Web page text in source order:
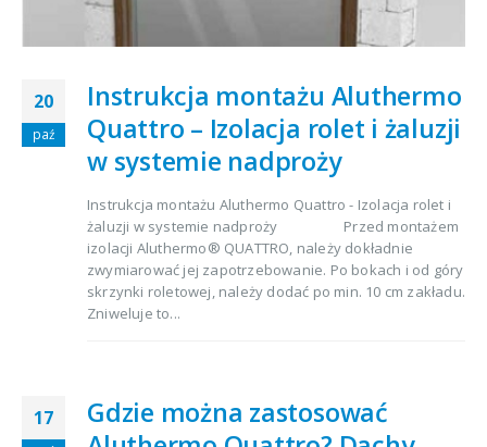
20
paź
Instrukcja montażu Aluthermo
Quattro – Izolacja rolet i żaluzji
w systemie nadproży
Instrukcja montażu Aluthermo Quattro - Izolacja rolet i
żaluzji w systemie nadproży Przed montażem
izolacji Aluthermo® QUATTRO, należy dokładnie
zwymiarować jej zapotrzebowanie. Po bokach i od góry
skrzynki roletowej, należy dodać po min. 10 cm zakładu.
Zniweluje to...
17
Gdzie można zastosować